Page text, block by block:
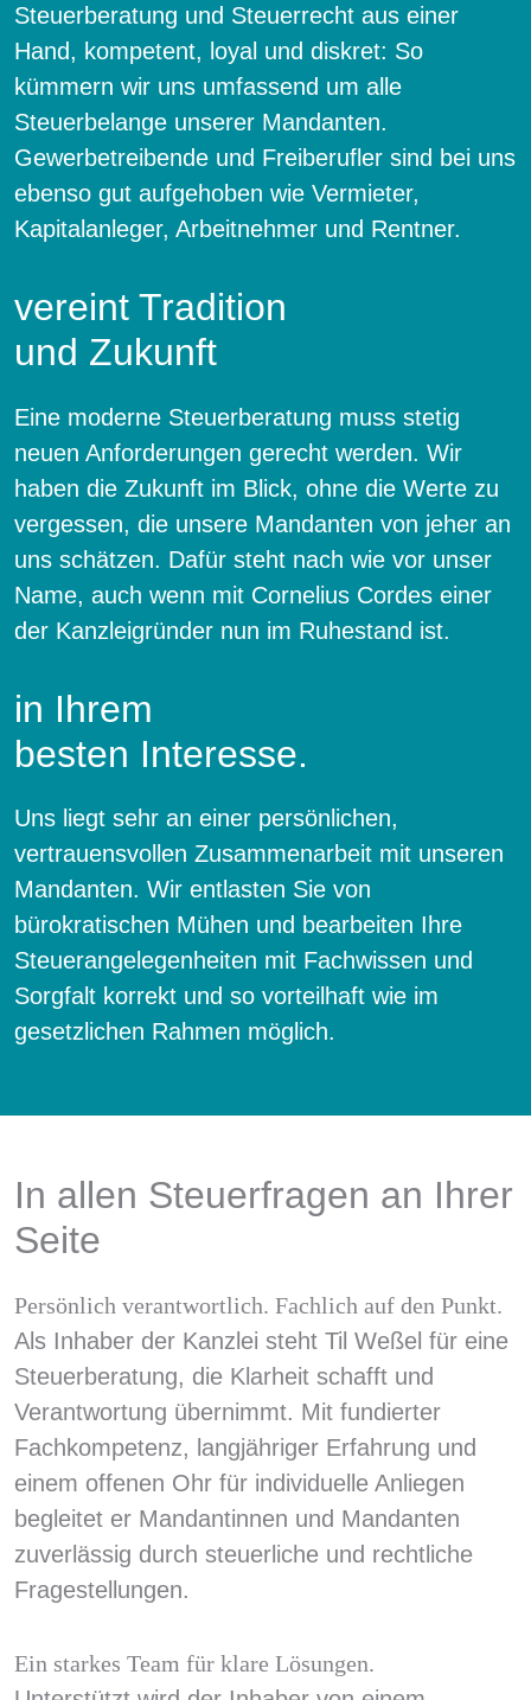
Steuerberatung und Steuerrecht aus einer
Hand, kompetent, loyal und diskret: So
kümmern wir uns umfassend um alle
Steuerbelange unserer Mandanten.
Gewerbetreibende und Freiberufler sind bei uns
ebenso gut aufgehoben wie Vermieter,
Kapitalanleger, Arbeitnehmer und Rentner.
vereint Tradition
und Zukunft
Eine moderne Steuerberatung muss stetig
neuen Anforderungen gerecht werden. Wir
haben die Zukunft im Blick, ohne die Werte zu
vergessen, die unsere Mandanten von jeher an
uns schätzen. Dafür steht nach wie vor unser
Name, auch wenn mit Cornelius Cordes einer
der Kanzleigründer nun im Ruhestand ist.
in Ihrem
besten Interesse.
Uns liegt sehr an einer persönlichen,
vertrauensvollen Zusammenarbeit mit unseren
Mandanten. Wir entlasten Sie von
bürokratischen Mühen und bearbeiten Ihre
Steuerangelegenheiten mit Fachwissen und
Sorgfalt korrekt und so vorteilhaft wie im
gesetzlichen Rahmen möglich.
In allen Steuerfragen an Ihrer
Seite
Persönlich verantwortlich. Fachlich auf den Punkt.
Als Inhaber der Kanzlei steht Til Weßel für eine
Steuerberatung, die Klarheit schafft und
Verantwortung übernimmt. Mit fundierter
Fachkompetenz, langjähriger Erfahrung und
einem offenen Ohr für individuelle Anliegen
begleitet er Mandantinnen und Mandanten
zuverlässig durch steuerliche und rechtliche
Fragestellungen.
Ein starkes Team für klare Lösungen.